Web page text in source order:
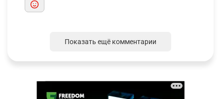
Показать ещё комментарии